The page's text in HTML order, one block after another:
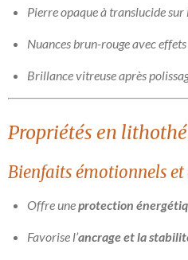
Pierre opaque à translucide sur
Nuances brun-rouge avec
Brillance vitreuse après
Propriétés en
Bienfaits émotionnels et
Offre uneprotection
Favorise l’ancrage et la